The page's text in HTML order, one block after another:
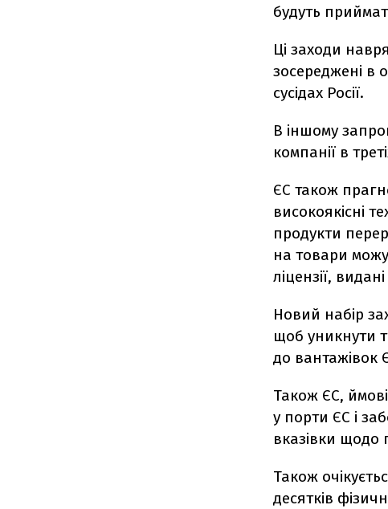
будуть
Ці заходи
зосереджені в
сусідах Росії.
В іншому
компанії в
ЄС також
високоякісні
продукти
на товари
ліцензії,
Новий набір
щоб уникнути
до вантажівок
Також ЄС,
у порти ЄС і
вказівки щодо
Також
десятків